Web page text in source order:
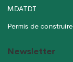
MDATDT
Permis de construire
Newsletter